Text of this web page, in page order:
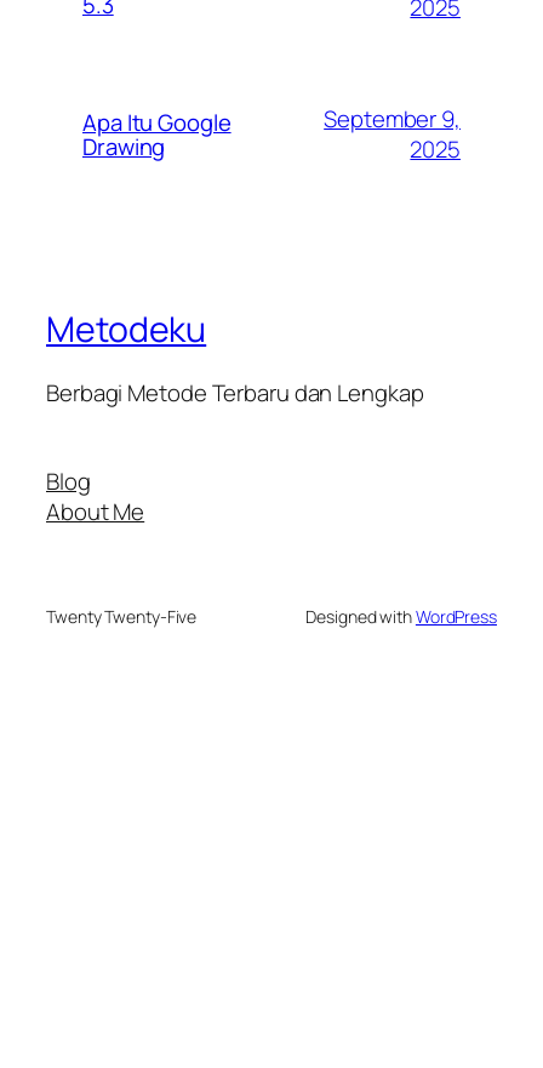
2025
Apa Itu Google
Drawing
September 9,
2025
Metodeku
Berbagi Metode Terbaru dan Lengkap
Blog
About Me
Twenty Twenty-Five Designed withWordPress